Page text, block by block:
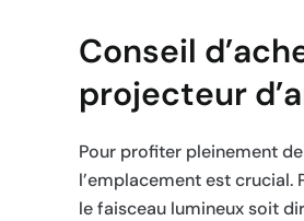
Conseil
projecteur
Pour profiter pleinement
l’emplacement est crucial.
le faisceau lumineux soit